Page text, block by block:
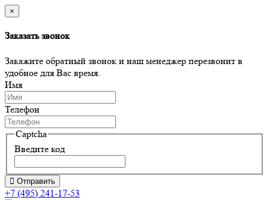
×
Заказать звонок
Закажите обратный звонок и наш менеджер перезвонит в
удобное для Вас время.
Имя
Телефон
Captcha
Введите код
Отправить
+7 (495) 241-17-53